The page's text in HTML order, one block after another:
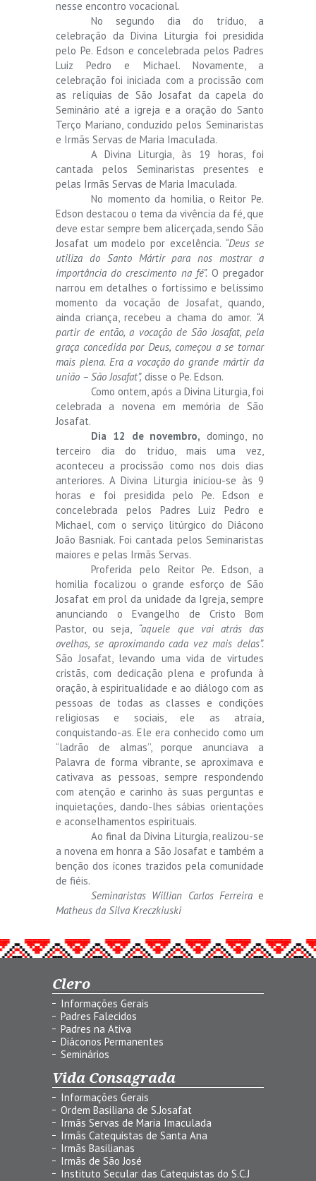
nesse encontro vocacional.
No segundo dia do tríduo, a
celebração da Divina Liturgia foi presidida
pelo Pe. Edson e concelebrada pelos Padres
Luiz Pedro e Michael. Novamente, a
celebração foi iniciada com a procissão com
as relíquias de São Josafat da capela do
Seminário até a igreja e a oração do Santo
Terço Mariano, conduzido pelos Seminaristas
e Irmãs Servas de Maria Imaculada.
A Divina Liturgia, às 19 horas, foi
cantada pelos Seminaristas presentes e
pelas Irmãs Servas de Maria Imaculada.
No momento da homilia, o Reitor Pe.
Edson destacou o tema da vivência da fé, que
deve estar sempre bem alicerçada, sendo São
Josafat um modelo por excelência. “Deus se
utiliza do Santo Mártir para nos mostrar a
importância do crescimento na fé”.O pregador
narrou em detalhes o fortíssimo e belíssimo
momento da vocação de Josafat, quando,
ainda criança, recebeu a chama do amor. “A
partir de então, a vocação de São Josafat, pela
graça concedida por Deus, começou a se tornar
mais plena. Era a vocação do grande mártir da
união – São Josafat”, disse o Pe. Edson.
Como ontem, após a Divina Liturgia, foi
celebrada a novena em memória de São
Josafat.
Dia 12 de novembro, domingo, no
terceiro dia do tríduo, mais uma vez,
aconteceu a procissão como nos dois dias
anteriores. A Divina Liturgia iniciou-se às 9
horas e foi presidida pelo Pe. Edson e
concelebrada pelos Padres Luiz Pedro e
Michael, com o serviço litúrgico do Diácono
João Basniak. Foi cantada pelos Seminaristas
maiores e pelas Irmãs Servas.
Proferida pelo Reitor Pe. Edson, a
homilia focalizou o grande esforço de São
Josafat em prol da unidade da Igreja, sempre
anunciando o Evangelho de Cristo Bom
Pastor, ou seja, “aquele que vai atrás das
ovelhas, se aproximando cada vez mais delas”.
São Josafat, levando uma vida de virtudes
cristãs, com dedicação plena e profunda à
oração, à espiritualidade e ao diálogo com as
pessoas de todas as classes e condições
religiosas e sociais, ele as atraía,
conquistando-as. Ele era conhecido como um
“ladrão de almas’’, porque anunciava a
Palavra de forma vibrante, se aproximava e
cativava as pessoas, sempre respondendo
com atenção e carinho às suas perguntas e
inquietações, dando-lhes sábias orientações
e aconselhamentos espirituais.
Ao final da Divina Liturgia, realizou-se
a novena em honra a São Josafat e também a
benção dos ícones trazidos pela comunidade
de fiéis.
Seminaristas Willian Carlos Ferreira e
Matheus da Silva Kreczkiuski
Clero
Informações Gerais
Padres Falecidos
Padres na Ativa
Diáconos Permanentes
Seminários
Vida Consagrada
Informações Gerais
Ordem Basiliana de S.Josafat
Irmãs Servas de Maria Imaculada
Irmãs Catequistas de Santa Ana
Irmãs Basilianas
Irmãs de São José
Instituto Secular das Catequistas do S.C.J